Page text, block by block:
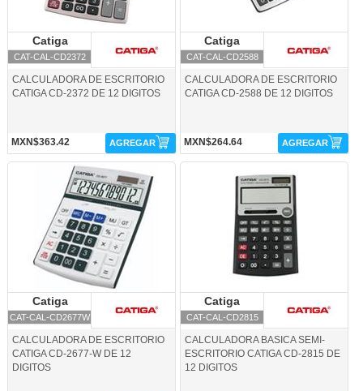
Catiga
CAT-CAL-CD2372
CALCULADORA DE ESCRITORIO
CATIGA CD-2372 DE 12 DIGITOS
MXN$363.42 AGREGAR
Catiga
CAT-CAL-CD2588
CALCULADORA DE ESCRITORIO
CATIGA CD-2588 DE 12 DIGITOS
MXN$264.64 AGREGAR
CAT-CAL-CD2677W-Catiga
Catiga
CAT-CAL-CD2677W
CALCULADORA DE ESCRITORIO
CATIGA CD-2677-W DE 12
DIGITOS
Catiga
CAT-CAL-CD2815
CALCULADORA BASICA SEMI-
ESCRITORIO CATIGA CD-2815 DE
12 DIGITOS